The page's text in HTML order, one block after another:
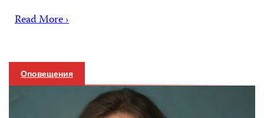
Read More ›
Оповещения